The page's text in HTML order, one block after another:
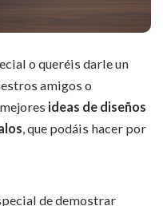
o queréis darle un
amigos o
ideas de diseños
, que podáis hacer por
de demostrar